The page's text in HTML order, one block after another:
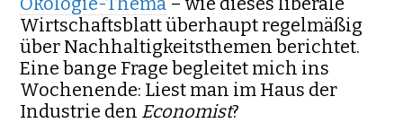
Wirtschaftsblatt überhaupt regelmäßig
über Nachhaltigkeitsthemen berichtet.
Eine bange Frage begleitet mich ins
Wochenende: Liest man im Haus der
Industrie den Economist?